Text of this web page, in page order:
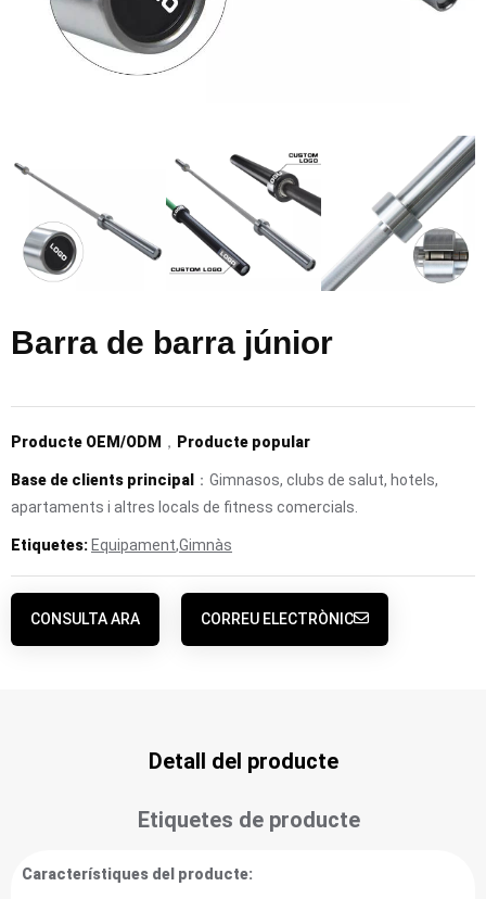
Barra de barra júnior
Producte OEM/ODM ， Producte popular
Base de clients principal
：Gimnasos, clubs de salut, hotels,
apartaments i altres locals de fitness comercials.
Etiquetes: Equipament,Gimnàs
CONSULTA ARA CORREU ELECTRÒNIC
Detall del producte
Etiquetes de producte
Característiques del producte: